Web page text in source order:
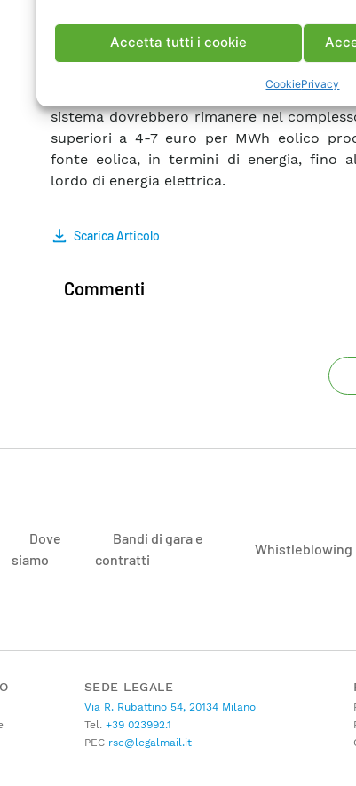
Accetta tutti i cookie
CookiePrivacy
Anche le varie ipotesi di partenza
generale, sulla base degli studi
con adeguati margini di capacità di
sistema dovrebbero rimanere nel
superiori a 4-7 euro per MWh eolico
fonte eolica, in termini di energia, fino
lordo di energia elettrica.
Scarica Articolo
Commenti
Dove
siamo
Bandi di gara e
contratti
Whistleblowing
SEDE LEGALE
Via R. Rubattino 54, 20134 Milano
Tel. +39 023992.1
PECrse@legalmail.it